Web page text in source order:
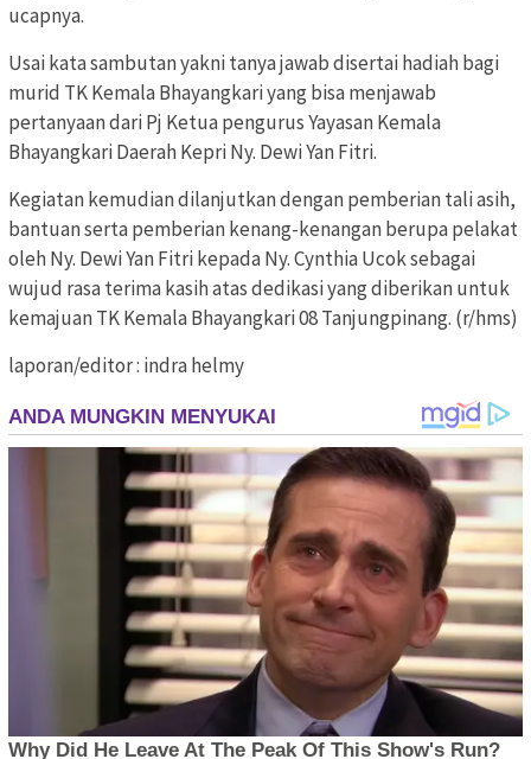
ucapnya.
Usai kata sambutan yakni tanya jawab disertai hadiah bagi
murid TK Kemala Bhayangkari yang bisa menjawab
pertanyaan dari Pj Ketua pengurus Yayasan Kemala
Bhayangkari Daerah Kepri Ny. Dewi Yan Fitri.
Kegiatan kemudian dilanjutkan dengan pemberian tali asih,
bantuan serta pemberian kenang-kenangan berupa pelakat
oleh Ny. Dewi Yan Fitri kepada Ny. Cynthia Ucok sebagai
wujud rasa terima kasih atas dedikasi yang diberikan untuk
kemajuan TK Kemala Bhayangkari 08 Tanjungpinang. (r/hms)
laporan/editor : indra helmy